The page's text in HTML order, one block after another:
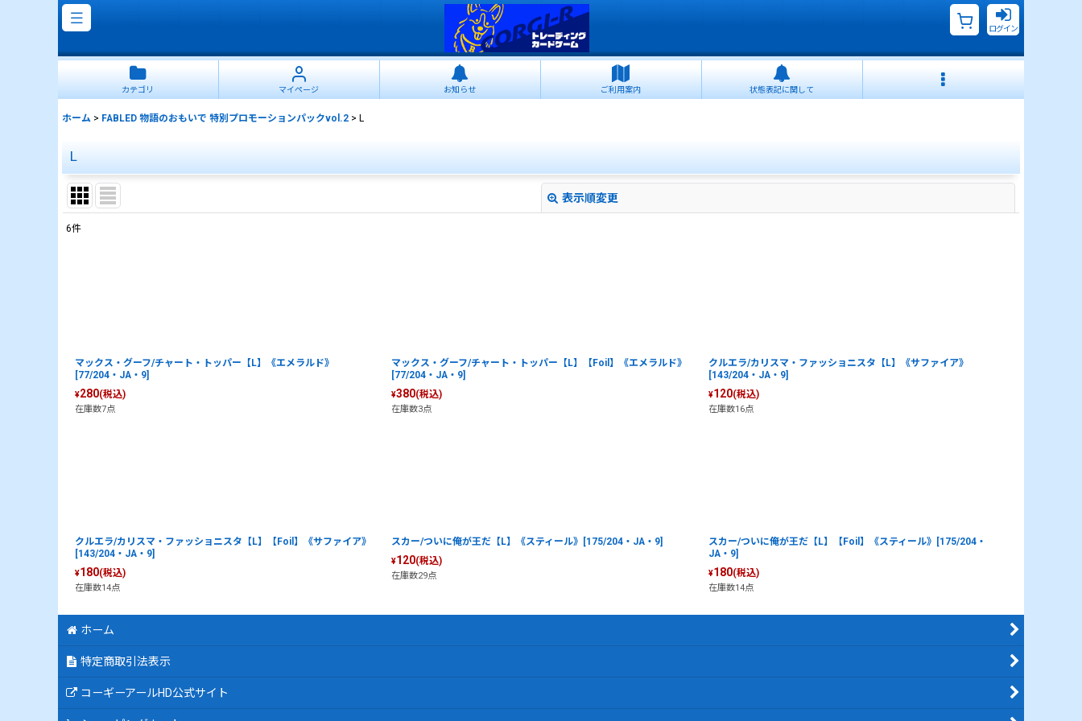
ログイン
カテゴリ マイページ お知らせ ご利用案内 状態表記に関して
ホーム > FABLED 物語のおもいで 特別プロモーションパックvol.2 > L
L
表示順変更
6件
マックス・グーフ/チャート・トッパー【L】《エメラルド》
[77/204・JA・9]
¥280(税込)
在庫数7点
マックス・グーフ/チャート・トッパー【L】【Foil】《エメラルド》
[77/204・JA・9]
¥380(税込)
在庫数3点
クルエラ/カリスマ・ファッショニスタ【L】《サファイア》
[143/204・JA・9]
¥120(税込)
在庫数16点
クルエラ/カリスマ・ファッショニスタ【L】【Foil】《サファイア》
[143/204・JA・9]
¥180(税込)
在庫数14点
スカー/ついに俺が王だ【L】《スティール》[175/204・JA・9]
¥120(税込)
在庫数29点
スカー/ついに俺が王だ【L】【Foil】《スティール》[175/204・
JA・9]
¥180(税込)
在庫数14点
ホーム
特定商取引法表示
コーギーアールHD公式サイト